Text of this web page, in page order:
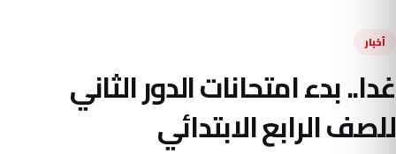
أخبار
غدا.. بدء امتحانات الدور الثاني
للصف الرابع الابتدائي